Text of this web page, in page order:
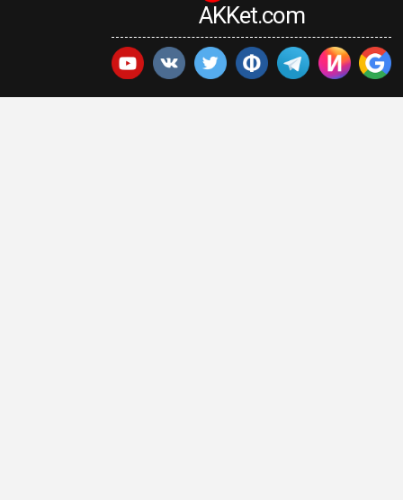
AKKet.com